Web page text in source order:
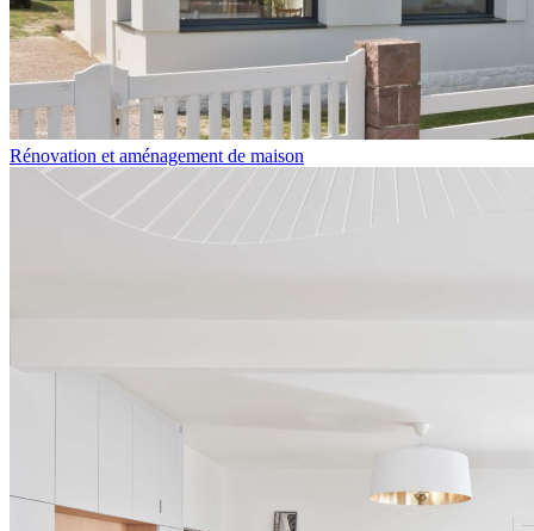
Rénovation et aménagement de maison